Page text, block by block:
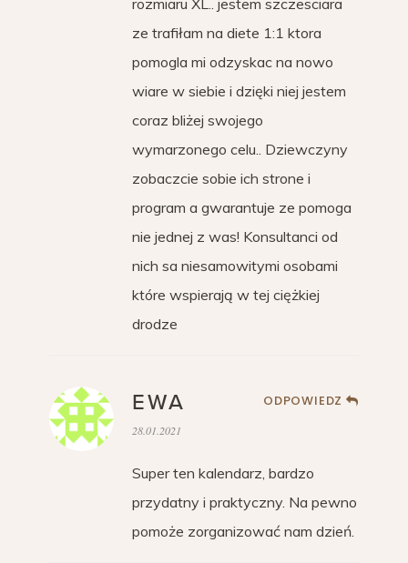
ze trafiłam na diete 1:1 ktora
pomogla mi odzyskac na nowo
wiare w siebie i dzięki niej jestem
coraz bliżej swojego
wymarzonego celu.. Dziewczyny
zobaczcie sobie ich strone i
program a gwarantuje ze pomoga
nie jednej z was! Konsultanci od
nich sa niesamowitymi osobami
które wspierają w tej ciężkiej
drodze
EWA ODPOWIEDZ
28.01.2021
Super ten kalendarz, bardzo
przydatny i praktyczny. Na pewno
pomoże zorganizować nam dzień.